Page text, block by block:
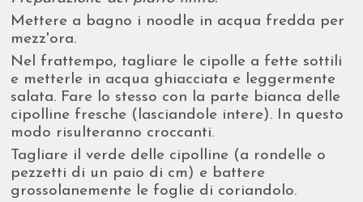
Mettere a bagno i noodle in acqua fredda per
mezz'ora.
Nel frattempo, tagliare le cipolle a fette sottili
e metterle in acqua ghiacciata e leggermente
salata. Fare lo stesso con la parte bianca delle
cipolline fresche (lasciandole intere). In questo
modo risulteranno croccanti.
Tagliare il verde delle cipolline (a rondelle o
pezzetti di un paio di cm) e battere
grossolanemente le foglie di coriandolo.